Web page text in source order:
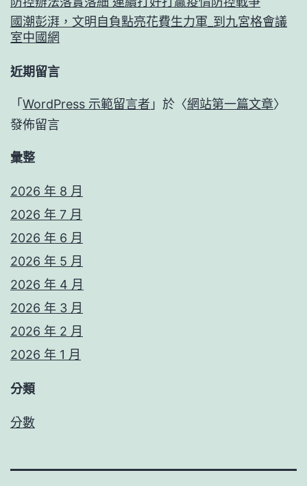
國潮彭湃，文明自負點亮花費生力軍_到九宮格會議
室中國網
近期留言
「 WordPress 示範留言者 」於〈網站第一篇文章〉
發佈留言
彙整
2026 年 8 月
2026 年 7 月
2026 年 6 月
2026 年 5 月
2026 年 4 月
2026 年 3 月
2026 年 2 月
2026 年 1 月
分類
分數